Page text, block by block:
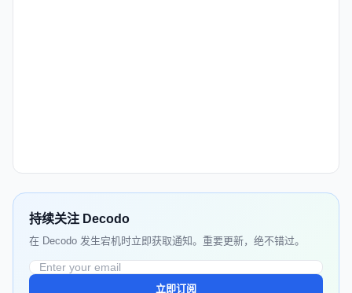
持续关注 Decodo
在 Decodo 发生宕机时立即获取通知。重要更新，绝不错过。
立即订阅